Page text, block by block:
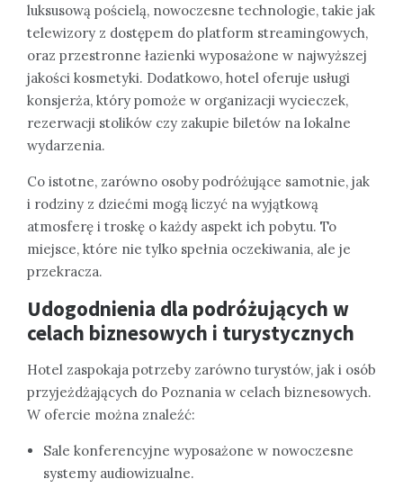
luksusową pościelą, nowoczesne technologie, takie jak
telewizory z dostępem do platform streamingowych,
oraz przestronne łazienki wyposażone w najwyższej
jakości kosmetyki. Dodatkowo, hotel oferuje usługi
konsjerża, który pomoże w organizacji wycieczek,
rezerwacji stolików czy zakupie biletów na lokalne
wydarzenia.
Co istotne, zarówno osoby podróżujące samotnie, jak
i rodziny z dziećmi mogą liczyć na wyjątkową
atmosferę i troskę o każdy aspekt ich pobytu. To
miejsce, które nie tylko spełnia oczekiwania, ale je
przekracza.
Udogodnienia dla podróżujących w
celach biznesowych i turystycznych
Hotel zaspokaja potrzeby zarówno turystów, jak i osób
przyjeżdżających do Poznania w celach biznesowych.
W ofercie można znaleźć:
Sale konferencyjne wyposażone w nowoczesne
systemy audiowizualne.